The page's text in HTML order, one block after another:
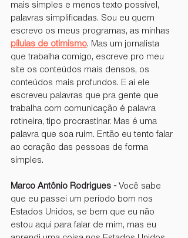
mais simples e menos texto possível,
palavras simplificadas. Sou eu quem
escrevo os meus programas, as minhas
pílulas de otimismo. Mas um jornalista
que trabalha comigo, escreve pro meu
site os conteúdos mais densos, os
conteúdos mais profundos. E aí ele
escreveu palavras que pra gente que
trabalha com comunicação é palavra
rotineira, tipo procrastinar. Mas é uma
palavra que soa ruim. Então eu tento falar
ao coração das pessoas de forma
simples.
Marco Antônio Rodrigues - Você sabe
que eu passei um período bom nos
Estados Unidos, se bem que eu não
estou aqui para falar de mim, mas eu